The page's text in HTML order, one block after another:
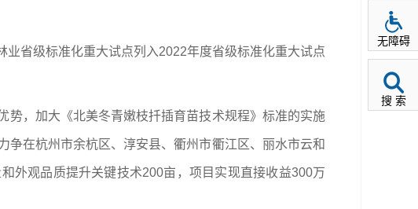
省级标准化重大试点列入2022年度省级标准化重大试点
势，加大《北美冬青嫩枝扦插育苗技术规程》标准的实施
在杭州市余杭区、淳安县、衢州市衢江区、丽水市云和
外观品质提升关键技术200亩，项目实现直接收益300万
无障碍
搜 索